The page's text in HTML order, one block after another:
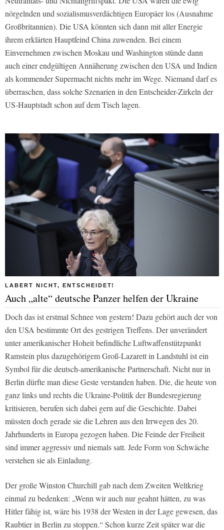
nörgelnden und sozialismusverdächtigen Europäer los (Ausnahme
Großbritannien). Die USA könnten sich dann mit aller Energie
ihrem erklärten Hauptfeind China zuwenden. Bei einem
Einvernehmen zwischen Moskau und Washington stünde dann
auch einer endgültigen Annäherung zwischen den USA und Indien
als kommender Supermacht nichts mehr im Wege. Niemand darf es
überraschen, dass solche Szenarien in den Entscheider-Zirkeln der
US-Hauptstadt schon auf dem Tisch lagen.
LABERT NICHT, ENTSCHEIDET!
Auch „alte“ deutsche Panzer helfen der Ukraine
Doch das ist erstmal Schnee von gestern! Dazu gehört auch der von
den USA bestimmte Ort des gestrigen Treffens. Der unverändert
unter amerikanischer Hoheit befindliche Luftwaffenstützpunkt
Ramstein plus dazugehörigem Groß-Lazarett in Landstuhl ist ein
Symbol für die deutsch-amerikanische Partnerschaft. Nicht nur in
Berlin dürfte man diese Geste verstanden haben. Die, die heute von
ganz links und rechts die Ukraine-Politik der Bundesregierung
kritisieren, berufen sich dabei gern auf die Geschichte. Dabei
müssten doch gerade sie die Lehren aus den Irrwegen des 20.
Jahrhunderts in Europa gezogen haben. Die Feinde der Freiheit
sind immer aggressiv und niemals satt. Jede Form von Schwäche
verstehen sie als Einladung.
Der große Winston Churchill gab nach dem Zweiten Weltkrieg
einmal zu bedenken: „Wenn wir auch nur geahnt hätten, zu was
Hitler fähig ist, wäre bis 1938 der Westen in der Lage gewesen, das
Raubtier in Berlin zu stoppen.“ Schon kurze Zeit später war die